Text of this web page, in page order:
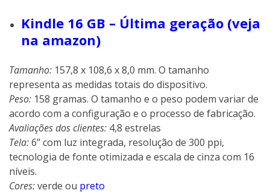
Kindle 16 GB – Última geração (veja
na amazon)
Tamanho: 157,8 x 108,6 x 8,0 mm. O tamanho
representa as medidas totais do dispositivo.
Peso: 158 gramas. O tamanho e o peso podem variar de
acordo com a configuração e o processo de fabricação.
Avaliações dos clientes: 4,8 estrelas
Tela:6” com luz integrada, resolução de 300 ppi,
tecnologia de fonte otimizada e escala de cinza com 16
níveis.
Cores:verde ou preto